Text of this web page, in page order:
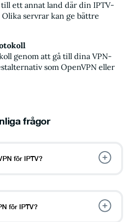
ett annat land där din IPTV-
servrar kan ge bättre
genom att gå till dina VPN-
som OpenVPN eller
frågor
för IPTV?
för IPTV?